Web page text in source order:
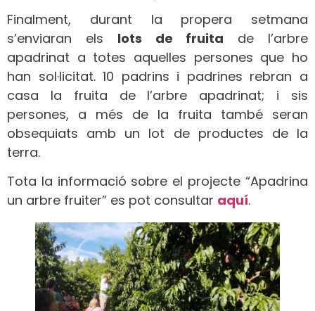
Finalment, durant la propera setmana
s’enviaran els lots de fruita de l’arbre
apadrinat a totes aquelles persones que ho
han sol·licitat. 10 padrins i padrines rebran a
casa la fruita de l’arbre apadrinat; i sis
persones, a més de la fruita també seran
obsequiats amb un lot de productes de la
terra.
Tota la informació sobre el projecte “Apadrina
un arbre fruiter” es pot consultar aquí.